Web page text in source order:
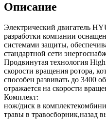
Описание
Электрический двигатель
разработки компании
системами защиты,
стандартной сети
Продвинутая технология
скорости вращения ротора,
способен развивать до 3400
отражается на скорости
Комплект:
нож/диск в
травы в травосборник,назад